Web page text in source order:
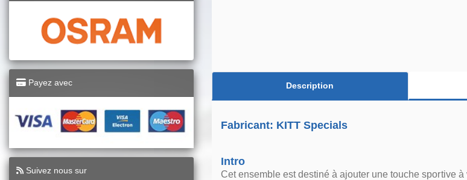
Payez avec
Suivez nous sur
Description
Fabricant: KITT Specials
Intro
Cet ensemble est destiné à ajouter une touche sportive